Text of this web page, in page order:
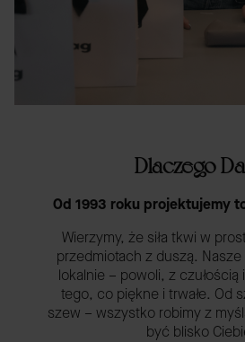
Dlaczego
Od 1993 roku projektujemy
Wierzymy, że siła tkwi w
przedmiotach z duszą.
lokalnie – powoli, z
tego, co piękne i trwałe. Od
szew – wszystko robimy z
być blisko